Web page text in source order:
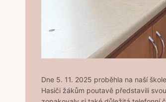
Dne 5. 11. 2025 proběhla na naší
Hasiči žákům poutavě představili